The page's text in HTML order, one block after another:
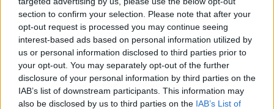
section to confirm your selection. Please note that after your
opt-out request is processed you may continue seeing
interest-based ads based on personal information utilized by
us or personal information disclosed to third parties prior to
your opt-out. You may separately opt-out of the further
disclosure of your personal information by third parties on the
IAB’s list of downstream participants. This information may
also be disclosed by us to third parties on the IAB’s List of